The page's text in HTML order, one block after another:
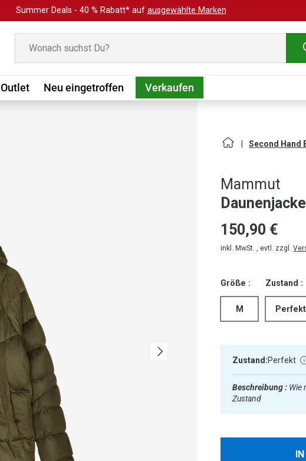
Summer Deals - 40 % Rabatt* auf ausgewählte Marken
Outlet Neu eingetroffen Verkaufen
Nächste
Second Hand
Mammut
150,90 €
inkl. MwSt. , evtl. zzgl.
Größe :
M
Zustand :
Perfekt
Zustand:Perfekt
Beschreibung : Wie
Zustand